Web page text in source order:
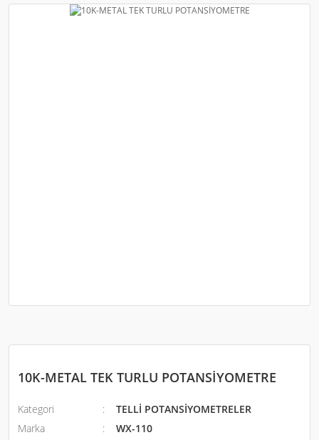
10K-METAL TEK TURLU POTANSİYOMETRE
Kategori
TELLİ POTANSİYOMETRELER
Marka
WX-110